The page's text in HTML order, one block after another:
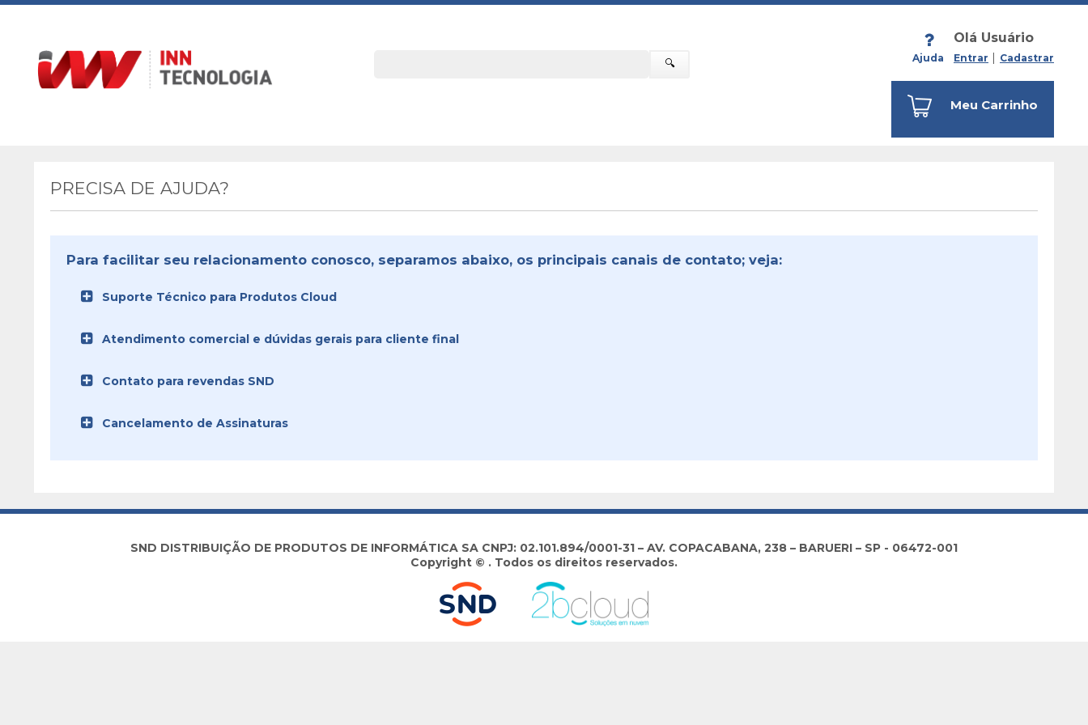
🔍 Ajuda
Olá Usuário
Entrar Cadastrar
Meu Carrinho
PRECISA DE AJUDA?
Para facilitar seu relacionamento conosco, separamos abaixo, os principais canais de contato; veja:
Suporte Técnico para Produtos Cloud
Atendimento comercial e dúvidas gerais para cliente final
Contato para revendas SND
Cancelamento de Assinaturas
SND DISTRIBUIÇÃO DE PRODUTOS DE INFORMÁTICA SA CNPJ: 02.101.894/0001-31 – AV. COPACABANA, 238 – BARUERI – SP - 06472-001
Copyright © . Todos os direitos reservados.